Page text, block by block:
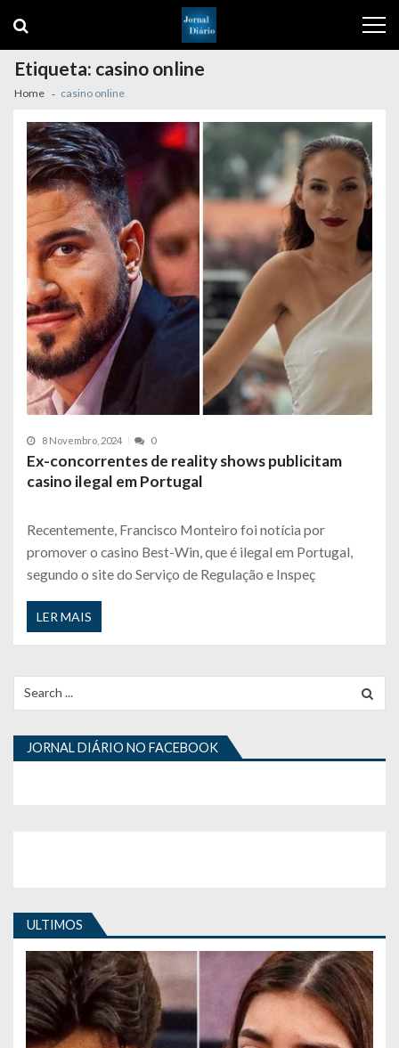
navigation
content
Etiqueta: casino online
Home casino online
8 Novembro, 2024 0
Ex-concorrentes de reality shows publicitam
casino ilegal em Portugal
Recentemente, Francisco Monteiro foi notícia por
promover o casino Best-Win, que é ilegal em Portugal,
segundo o site do Serviço de Regulação e Inspeç
LER MAIS
for:
JORNAL DIÁRIO NO FACEBOOK
ULTIMOS